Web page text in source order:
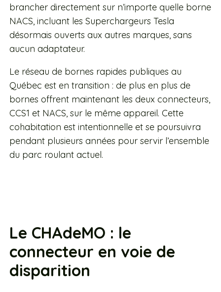
brancher directement sur n’importe quelle borne
NACS, incluant les Superchargeurs Tesla
désormais ouverts aux autres marques, sans
aucun adaptateur.
Le réseau de bornes rapides publiques au
Québec est en transition : de plus en plus de
bornes offrent maintenant les deux connecteurs,
CCS1 et NACS, sur le même appareil. Cette
cohabitation est intentionnelle et se poursuivra
pendant plusieurs années pour servir l’ensemble
du parc roulant actuel.
Le CHAdeMO : le
connecteur en voie de
disparition